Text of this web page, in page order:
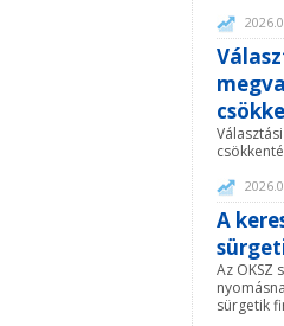
A
Az OKSZ
sürgetik